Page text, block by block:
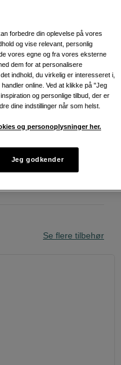
Se flere tilbehør
forbedre din oplevelse på vores
og vise relevant, personlig
vores egne og fra vores eksterne
dem for at personalisere
indhold, du virkelig er interesseret i,
online. Ved at klikke på "Jeg
og personlige tilbud, der er
dine indstillinger når som helst.
og personoplysninger her.
Jeg godkender